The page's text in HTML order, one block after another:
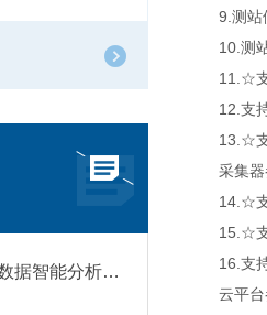
GNSS基准站：云端数据智能分析，远程运维高效省心
9.测站供
10.测站
11.☆支持
12.支持
13.☆支
采集器
14.☆支
15.☆支
16.支持
云平台